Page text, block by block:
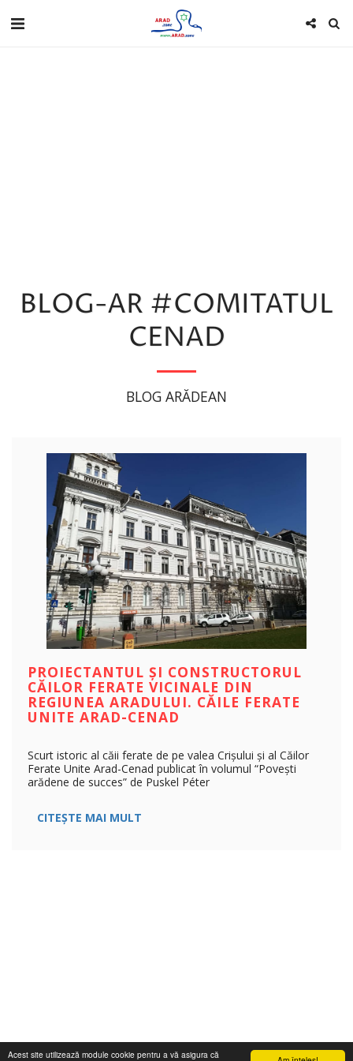
Acest site utilizează module cookie pentru a vă asigura că
BLOG-AR #COMITATUL
CENAD
BLOG ARĂDEAN
PROIECTANTUL ȘI CONSTRUCTORUL
CĂILOR FERATE VICINALE DIN
REGIUNEA ARADULUI. CĂILE FERATE
UNITE ARAD-CENAD
Scurt istoric al căii ferate de pe valea Crișului și al Căilor
Ferate Unite Arad-Cenad publicat în volumul “Povești
arădene de succes” de Puskel Péter
CITEȘTE MAI MULT